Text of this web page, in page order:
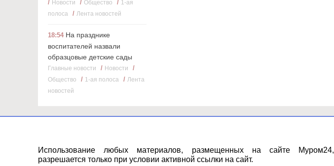
/ Новости / Общество / 1-ая
полоса
/ Лента новостей
18:54 На празднике
воспитателей назвали
образцовые детские сады
Главные новости / Новости /
Общество / 1-ая полоса / Лента
новостей
Использование любых материалов, размещенных на сайте Муром24,
разрешается только при условии активной ссылки на сайт.